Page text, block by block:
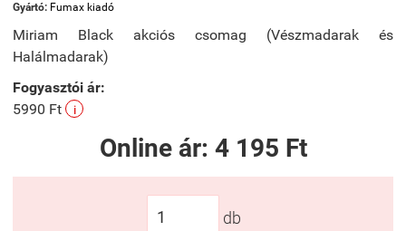
Gyártó: Fumax kiadó
Miriam Black akciós csomag (Vészmadarak és
Halálmadarak)
Fogyasztói ár:
5990 Ft
i
Online ár: 4 195 Ft
db